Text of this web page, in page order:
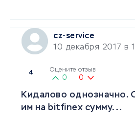
cz-service
10 декабря 2017 в
4 Оцените отзыв
0 0
Кидалово однозначно.
им на bitfinex сумму...